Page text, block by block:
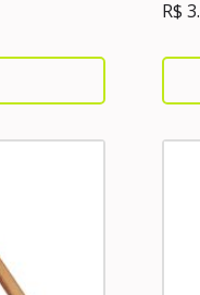
R$